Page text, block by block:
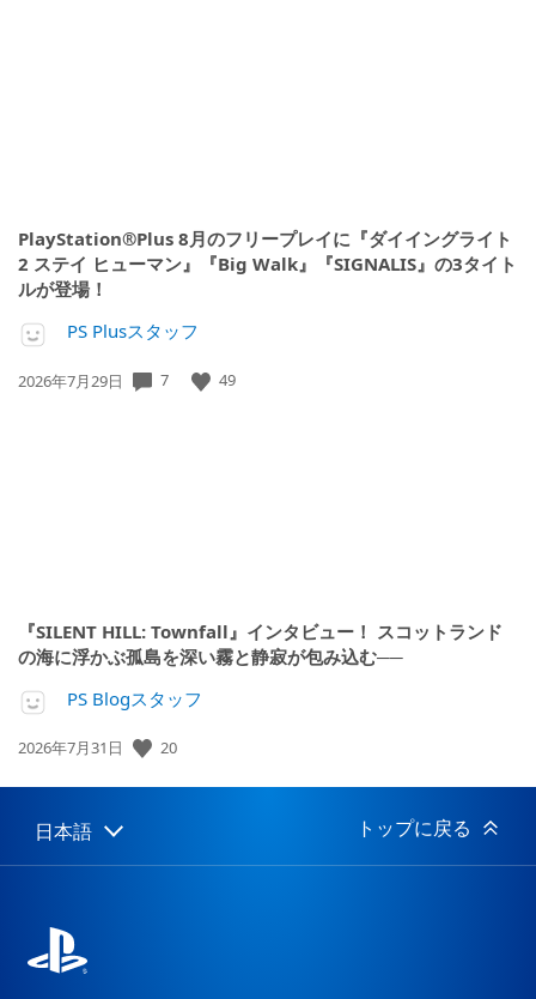
PlayStation®Plus 8月のフリープレイに『ダイイングライト
2 ステイ ヒューマン』『Big Walk』『SIGNALIS』の3タイト
ルが登場！
PS Plusスタッフ
公
2026年7月29日 7 49
『SILENT HILL: Townfall』インタビュー！ スコットランド
の海に浮かぶ孤島を深い霧と静寂が包み込む──
PS Blogスタッフ
公
日:
2026年7月31日 20
Select
a
Current
region:
日本語 トップに戻る